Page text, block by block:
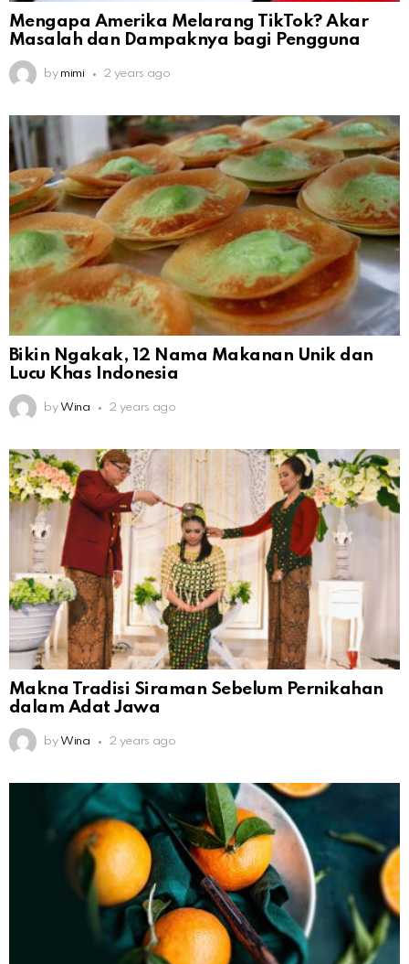
Mengapa Amerika Melarang TikTok? Akar
Masalah dan Dampaknya bagi Pengguna
by mimi 2 years ago
Bikin Ngakak, 12 Nama Makanan Unik dan
Lucu Khas Indonesia
by Wina 2 years ago
Makna Tradisi Siraman Sebelum Pernikahan
dalam Adat Jawa
by Wina 2 years ago